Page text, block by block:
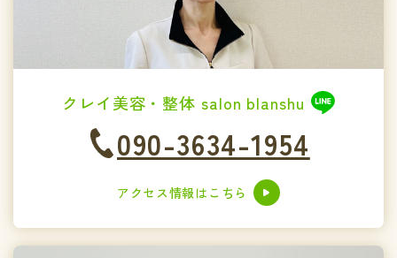
クレイ美容・整体 salon blanshu
090-3634-1954
アクセス情報はこちら